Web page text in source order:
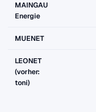
MAINGAU
Energie
MUENET
LEONET
(vorher:
toni)